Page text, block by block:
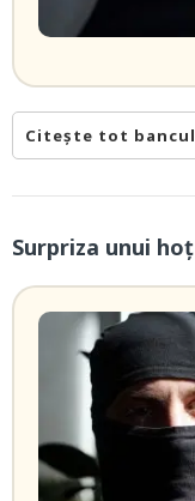
Citește tot bancul
Surpriza unui